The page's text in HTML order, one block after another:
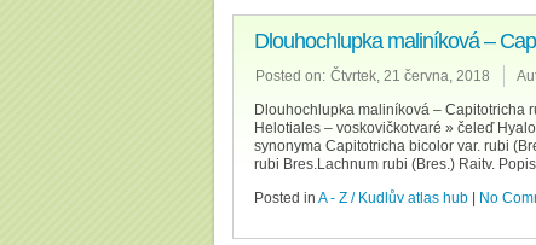
Dlouhochlupka maliníková –
Posted on: Čtvrtek, 21 června, 2018
Dlouhochlupka maliníková – Capitotricha
Helotiales – voskovičkotvaré » čeleď
synonyma Capitotricha bicolor var. rubi
rubi Bres.Lachnum rubi (Bres.) Raitv.
Posted in A - Z / Kudlův atlas hub No